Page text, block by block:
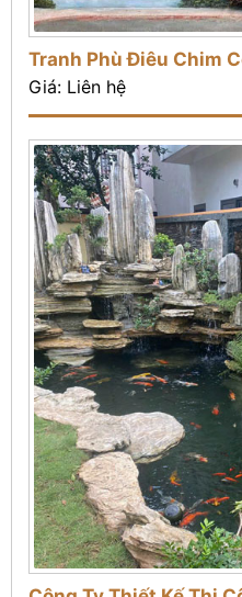
Tranh Phù Điêu Chim
Giá: Liên hệ